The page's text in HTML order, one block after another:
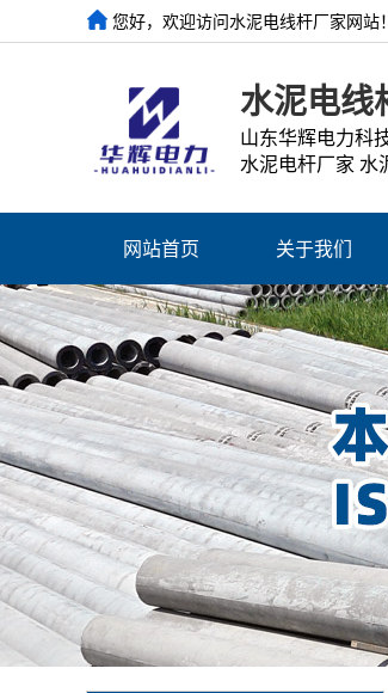
您好，欢迎访问水泥电线杆厂家网站！
水泥电线
山东华辉电力科
水泥电杆厂家 水
网站首页 关于我们